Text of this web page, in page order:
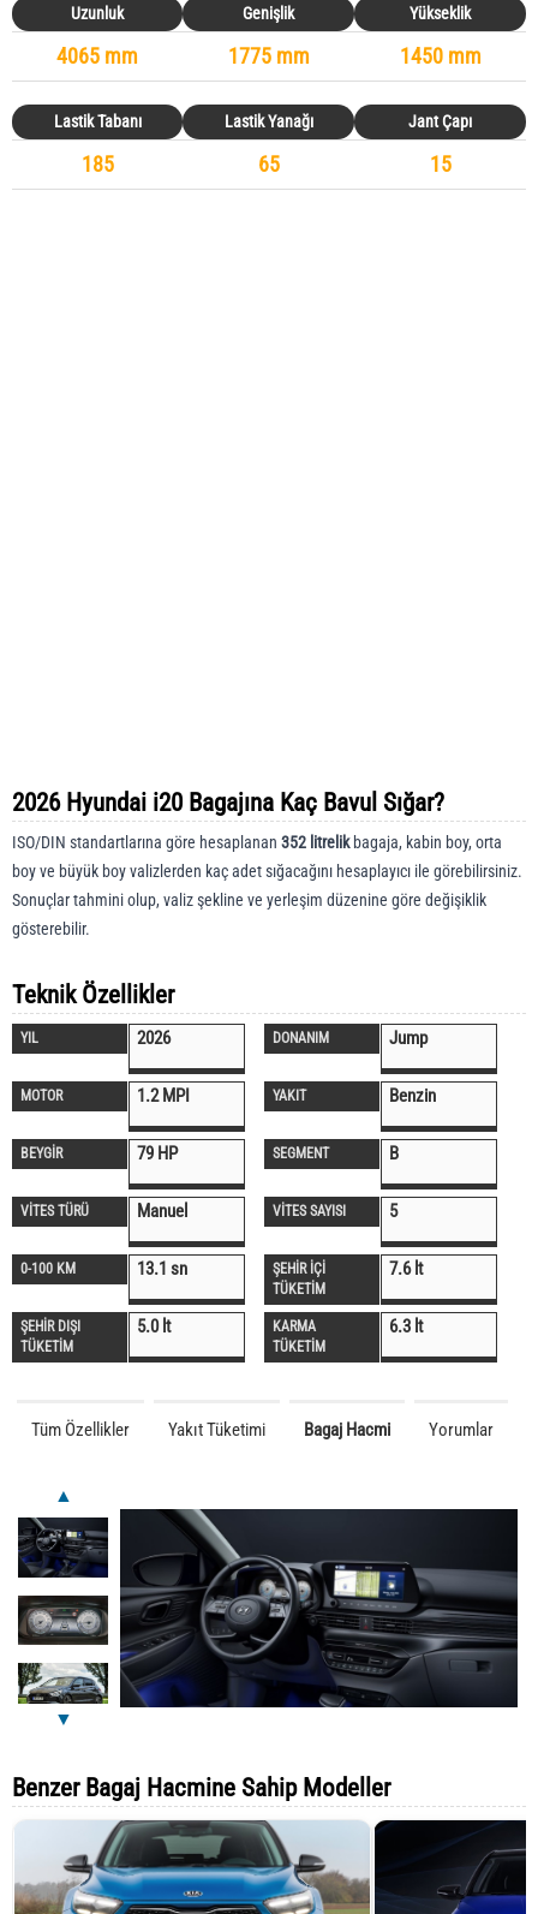
Uzunluk Genişlik Yükseklik
4065 mm 1775 mm 1450 mm
Lastik Tabanı Lastik Yanağı Jant Çapı
185 65 15
2026 Hyundai i20 Bagajına Kaç Bavul Sığar?
ISO/DIN standartlarına göre hesaplanan 352 litrelikbagaja, kabin boy, orta
boy ve büyük boy valizlerden kaç adet sığacağını hesaplayıcı ile görebilirsiniz.
Sonuçlar tahmini olup, valiz şekline ve yerleşim düzenine göre değişiklik
gösterebilir.
Teknik Özellikler
YIL 2026 DONANIM Jump
MOTOR 1.2 MPI YAKIT Benzin
BEYGİR 79 HP SEGMENT B
VİTES TÜRÜ Manuel VİTES SAYISI 5
0-100 KM 13.1 sn
ŞEHİR İÇİ
TÜKETİM
7.6 lt
ŞEHİR DIŞI
TÜKETİM
5.0 lt
KARMA
TÜKETİM
6.3 lt
Tüm Özellikler Yakıt Tüketimi Bagaj Hacmi Yorumlar
▲
▼
Benzer Bagaj Hacmine Sahip Modeller